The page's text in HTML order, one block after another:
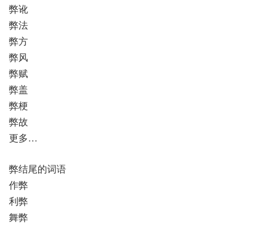
弊讹
弊法
弊方
弊风
弊赋
弊盖
弊梗
弊故
更多…
弊结尾的词语
作弊
利弊
舞弊